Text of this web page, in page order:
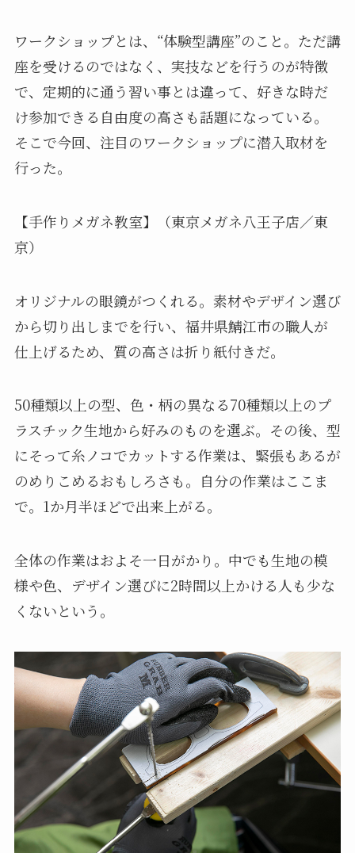
ワークショップとは、“体験型講座”のこと。ただ講
座を受けるのではなく、実技などを行うのが特徴
で、定期的に通う習い事とは違って、好きな時だ
け参加できる自由度の高さも話題になっている。
そこで今回、注目のワークショップに潜入取材を
行った。
【手作りメガネ教室】（東京メガネ八王子店／東
京）
オリジナルの眼鏡がつくれる。素材やデザイン選び
から切り出しまでを行い、福井県鯖江市の職人が
仕上げるため、質の高さは折り紙付きだ。
50種類以上の型、色・柄の異なる70種類以上のプ
ラスチック生地から好みのものを選ぶ。その後、型
にそって糸ノコでカットする作業は、緊張もあるが
のめりこめるおもしろさも。自分の作業はここま
で。1か月半ほどで出来上がる。
全体の作業はおよそ一日がかり。中でも生地の模
様や色、デザイン選びに2時間以上かける人も少な
くないという。